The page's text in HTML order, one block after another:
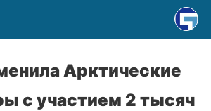
Арктические
с участием 2 тысяч